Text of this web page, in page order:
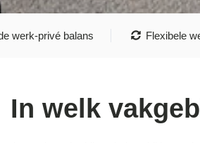
werk-privé balans Flexibele
In welk